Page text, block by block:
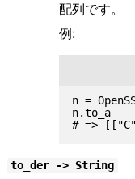
配列です。
例:
n =
n.to_a
to_der -> String